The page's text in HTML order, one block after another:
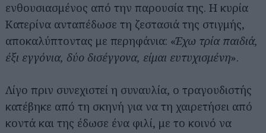
ενθουσιασμένος από την παρουσία της. Η κυρία
Κατερίνα ανταπέδωσε τη ζεστασιά της στιγμής,
αποκαλύπτοντας με περηφάνια: «Έχω τρία παιδιά,
έξι εγγόνια, δύο δισέγγονα, είμαι ευτυχισμένη».
Λίγο πριν συνεχιστεί η συναυλία, ο τραγουδιστής
κατέβηκε από τη σκηνή για να τη χαιρετήσει από
κοντά και της έδωσε ένα φιλί, με το κοινό να